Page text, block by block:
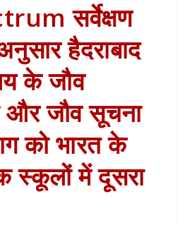
सर्वेक्षण
हैदराबाद
के जौव
और जौव सूचना
को भारत के
स्कूलों में दूसरा